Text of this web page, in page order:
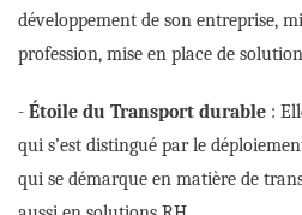
développement de son entreprise,
profession, mise en place de
- Étoile du Transport durable :
qui s’est distingué par le
qui se démarque en matière de